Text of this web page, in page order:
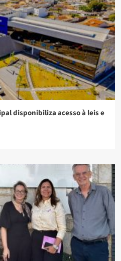
disponibiliza acesso à leis e